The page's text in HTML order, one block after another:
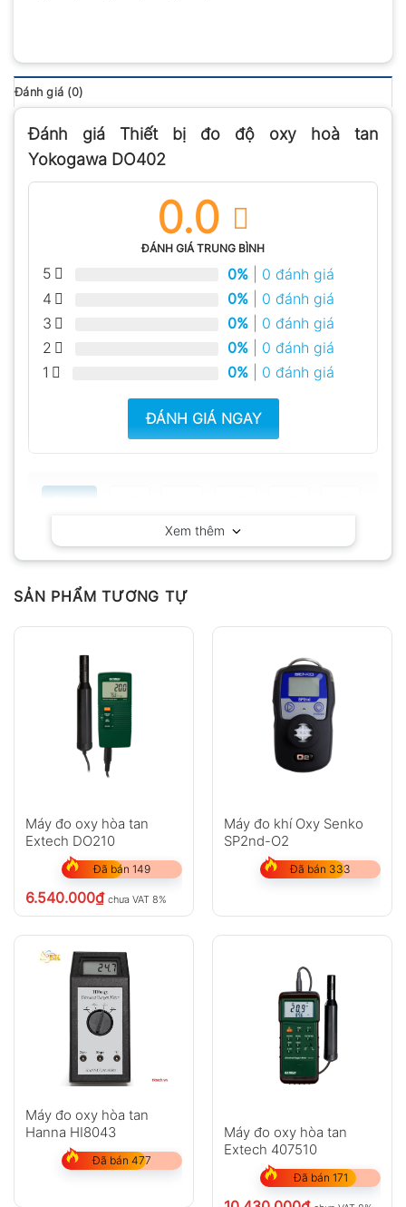
Đánh giá (0)
Đánh giá Thiết bị đo độ oxy hoà tan
Yokogawa DO402
0.0
ĐÁNH GIÁ TRUNG BÌNH
5 0% | 0 đánh giá
4
0% | 0 đánh giá
3
0% | 0 đánh giá
2
0% | 0 đánh giá
1
0% | 0 đánh giá
ĐÁNH GIÁ NGAY
Có ảnh
Chưa có đánh giá nào.
Không có bình luận nào
Xem thêm
SẢN PHẨM TƯƠNG TỰ
Máy đo oxy hòa tan
Extech DO210
Đã bán 149
6.540.000₫ chưa VAT 8%
Máy đo khí Oxy Senko
SP2nd-O2
Đã bán 333
Máy đo oxy hòa tan
Hanna HI8043
Đã bán 477
Máy đo oxy hòa tan
Extech 407510
Đã bán 171